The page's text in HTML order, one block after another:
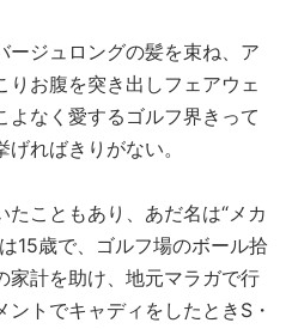
ージュロングの髪を束ね、ア
りお腹を突き出しフェアウェ
よなく愛するゴルフ界きって
ればきりがない。
こともあり、あだ名は“メカ
15歳で、ゴルフ場のボール拾
家計を助け、地元マラガで行
トでキャディをしたときS・